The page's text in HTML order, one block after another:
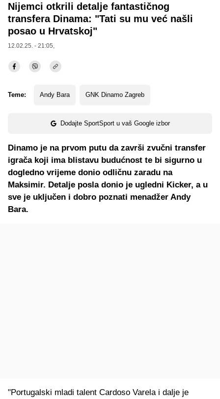
Nijemci otkrili detalje fantastičnog
transfera Dinama: "Tati su mu već našli
posao u Hrvatskoj"
12.02.25. - 21:05,
Teme: Andy Bara GNK Dinamo Zagreb
Dodajte SportSport u vaš Google izbor
Dinamo je na prvom putu da završi zvučni transfer
igrača koji ima blistavu budućnost te bi sigurno u
dogledno vrijeme donio odličnu zaradu na
Maksimir. Detalje posla donio je ugledni Kicker, a u
sve je uključen i dobro poznati menadžer Andy
Bara.
"Portugalski mladi talent Cardoso Varela i dalje je